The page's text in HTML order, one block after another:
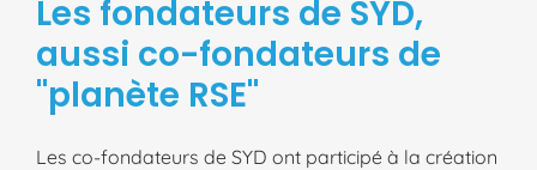
Les fondateurs de SYD,
aussi co-fondateurs de
"planète RSE"
Les co-fondateurs de SYD ont participé à la création